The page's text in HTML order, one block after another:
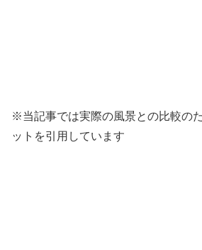
※当記事では実際の風景との比較の
ットを引用しています